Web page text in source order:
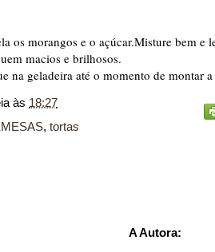
os morangos e o açúcar.Misture bem e
macios e brilhosos.
na geladeira até o momento de montar
às 18:27
, tortas
A Autora: